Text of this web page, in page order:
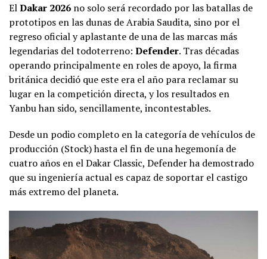
ElDakar 2026 no solo será recordado por las batallas de
prototipos en las dunas de Arabia Saudita, sino por el
regreso oficial y aplastante de una de las marcas más
legendarias del todoterreno: Defender. Tras décadas
operando principalmente en roles de apoyo, la firma
británica decidió que este era el año para reclamar su
lugar en la competición directa, y los resultados en
Yanbu han sido, sencillamente, incontestables.
Desde un podio completo en la categoría de vehículos de
producción (Stock) hasta el fin de una hegemonía de
cuatro años en el Dakar Classic, Defender ha demostrado
que su ingeniería actual es capaz de soportar el castigo
más extremo del planeta.